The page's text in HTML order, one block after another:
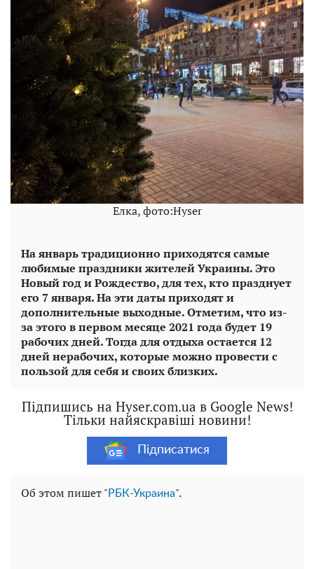
Елка, фото:Hyser
На январь традиционно приходятся самые
любимые праздники жителей Украины. Это
Новый год и Рождество, для тех, кто празднует
его 7 января. На эти даты приходят и
дополнительные выходные. Отметим, что из-
за этого в первом месяце 2021 года будет 19
рабочих дней. Тогда для отдыха остается 12
дней нерабочих, которые можно провести с
пользой для себя и своих близких.
Підпишись на Hyser.com.ua в Google News!
Тільки найяскравіші новини!
Підписатися
Об этом пишет " РБК-Украина".